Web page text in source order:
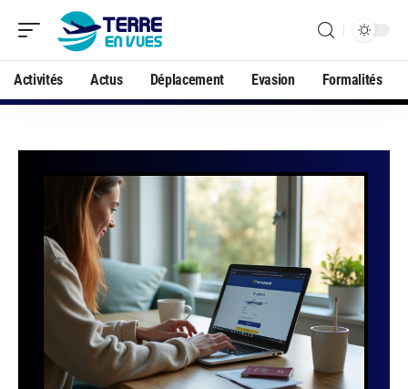
Activités Actus Déplacement Evasion Formalités